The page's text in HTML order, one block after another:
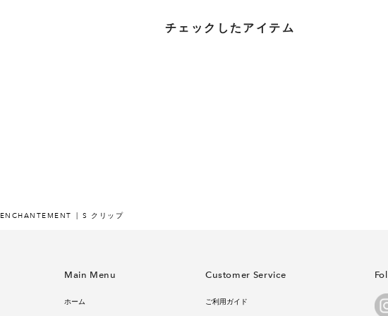
チェックしたアイテム
ENCHANTEMENT S クリップ
Main Menu
ホーム
Customer Service
ご利用ガイド